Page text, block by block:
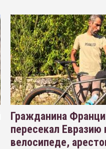
Гражданина
пересекал Евразию
велосипеде,